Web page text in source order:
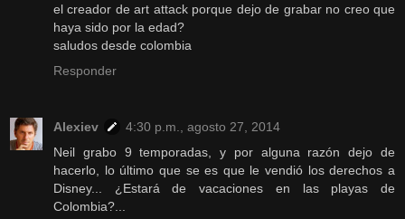
el creador de art attack porque dejo de grabar no creo que
haya sido por la edad?
saludos desde colombia
Responder
Alexiev
4:30 p.m., agosto 27, 2014
Neil grabo 9 temporadas, y por alguna razón dejo de
hacerlo, lo último que se es que le vendió los derechos a
Disney... ¿Estará de vacaciones en las playas de
Colombia?...